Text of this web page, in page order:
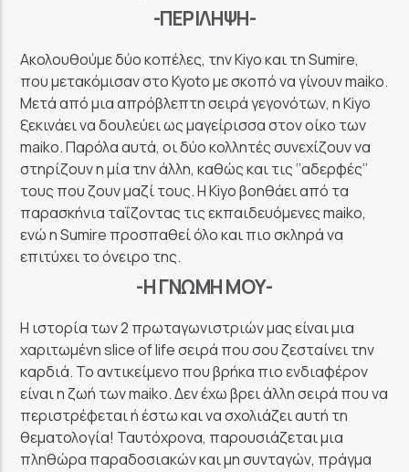
-ΠΕΡΊΛΗΨΗ-
Ακολουθούμε δύο κοπέλες, την Kiyo και τη Sumire,
που μετακόμισαν στο Kyoto με σκοπό να γίνουν maiko.
Μετά από μια απρόβλεπτη σειρά γεγονότων, η Kiyo
ξεκινάει να δουλεύει ως μαγείρισσα στον οίκο των
maiko. Παρόλα αυτά, οι δύο κολλητές συνεχίζουν να
στηρίζουν η μία την άλλη, καθώς και τις ‘’αδερφές’’
τους που ζουν μαζί τους. Η Kiyo βοηθάει από τα
παρασκήνια ταΐζοντας τις εκπαιδευόμενες maiko,
ενώ η Sumire προσπαθεί όλο και πιο σκληρά να
επιτύχει το όνειρο της.
-Η ΓΝΏΜΗ ΜΟΥ-
Η ιστορία των 2 πρωταγωνιστριών μας είναι μια
χαριτωμένη slice of life σειρά που σου ζεσταίνει την
καρδιά. Το αντικείμενο που βρήκα πιο ενδιαφέρον
είναι η ζωή των maiko. Δεν έχω βρει άλλη σειρά που να
περιστρέφεται ή έστω και να σχολιάζει αυτή τη
θεματολογία! Ταυτόχρονα, παρουσιάζεται μια
πληθώρα παραδοσιακών και μη συνταγών, πράγμα